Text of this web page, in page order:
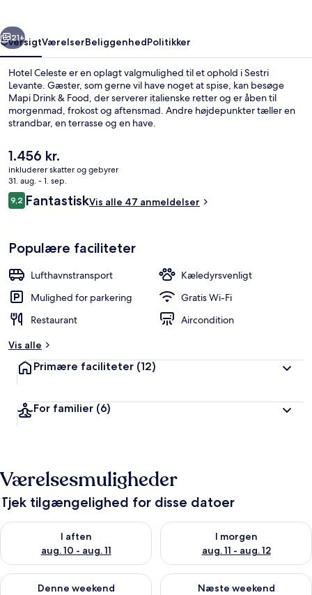
Næste
21+
OversigtVærelserBeliggenhedPolitikker
Hotel Celeste er en oplagt valgmulighed til et ophold i Sestri
Levante. Gæster, som gerne vil have noget at spise, kan besøge
Mapi Drink & Food, der serverer italienske retter og er åben til
morgenmad, frokost og aftensmad. Andre højdepunkter tæller en
strandbar, en terrasse og en have.
Den
nuværende
pris
er
1.456 kr.
1.456 kr.
inkluderer skatter og gebyrer
31. aug. - 1. sep.
Anmeldelser
9,29,2 ud af 10.
FantastiskVis alle 47 anmeldelser
Populære faciliteter
Lufthavnstransport
Kæledyrsvenligt
Mulighed for parkering
Gratis Wi-Fi
Restaurant
Aircondition
Vis alle
Primære faciliteter (12)
For familier (6)
Værelsesmuligheder
Tjek tilgængelighed for disse datoer
I aften
aug. 10 - aug. 11
Tjek tilgængelighed for i aften aug. 10 - aug. 11
I morgen
aug. 11 - aug. 12
Tjek tilgængelighed for i
Denne weekend
Tjek tilgængelighed for denne weekend aug. 14 - aug. 16
Næste weekend
Tjek tilgængelighed for næste